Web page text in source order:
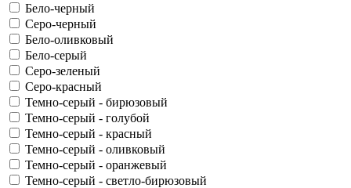
Бело-черный
Серо-черный
Бело-оливковый
Бело-серый
Серо-зеленый
Серо-красный
Темно-серый - бирюзовый
Темно-серый - голубой
Темно-серый - красный
Темно-серый - оливковый
Темно-серый - оранжевый
Темно-серый - светло-бирюзовый